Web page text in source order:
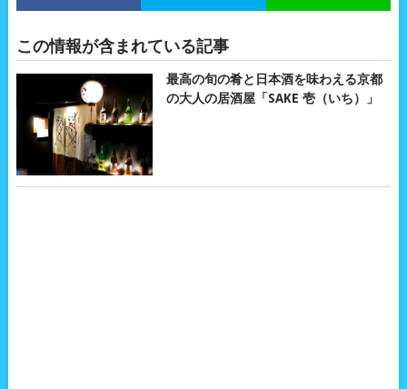
この情報が含まれている記事
最高の旬の肴と日本酒を味わえる京都
の大人の居酒屋「SAKE 壱（いち）」